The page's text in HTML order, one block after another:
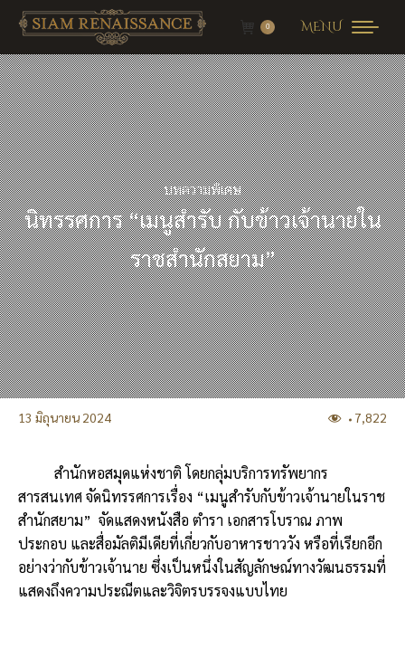
MENU
0
บทความพิเศษ
นิทรรศการ “เมนูสำรับ กับข้าวเจ้านายใน
ราชสำนักสยาม”
สำนักหอสมุดแห่งชาติ โดยกลุ่มบริการทรัพยากร
สารสนเทศ จัดนิทรรศการเรื่อง “เมนูสำรับกับข้าวเจ้านายในราช
สำนักสยาม” จัดแสดงหนังสือ ตำรา เอกสารโบราณ ภาพ
ประกอบ และสื่อมัลติมีเดียที่เกี่ยวกับอาหารชาววัง หรือที่เรียกอีก
อย่างว่ากับข้าวเจ้านาย ซึ่งเป็นหนึ่งในสัญลักษณ์ทางวัฒนธรรมที่
แสดงถึงความประณีตและวิจิตรบรรจงแบบไทย
7,822
13 มิถุนายน 2024